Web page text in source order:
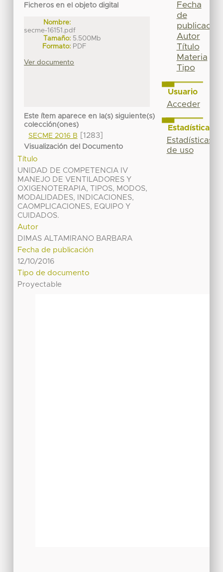
Ficheros en el objeto digital
Nombre:
secme-16151.pdf
Tamaño: 5.500Mb
Formato: PDF
Ver documento
Este ítem aparece en la(s) siguiente(s)
colección(ones)
SECME 2016 B
[1283]
Visualización del Documento
Título
UNIDAD DE COMPETENCIA IV
MANEJO DE VENTILADORES Y
OXIGENOTERAPIA, TIPOS, MODOS,
MODALIDADES, INDICACIONES,
CAOMPLICACIONES, EQUIPO Y
CUIDADOS.
Autor
DIMAS ALTAMIRANO BARBARA
Fecha de publicación
12/10/2016
Tipo de documento
Proyectable
Fecha
de
publicación
Autor
Título
Materia
Tipo
Usuario
Acceder
Estadísticas
Estadísticas
de uso